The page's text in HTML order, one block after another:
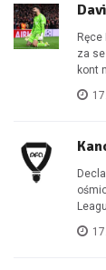
za
kont